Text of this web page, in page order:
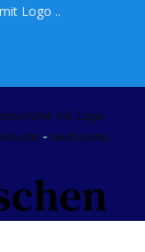
Logo ..
mit Logo
- bedruckte-